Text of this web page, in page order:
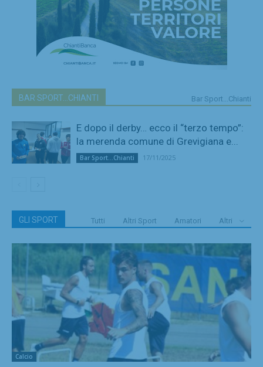
BAR SPORT...CHIANTI Bar Sport...Chianti
E dopo il derby… ecco il “terzo tempo”:
la merenda comune di Grevigiana e...
Bar Sport...Chianti 17/11/2025
GLI SPORT Tutti Altri Sport Amatori Altri
Calcio